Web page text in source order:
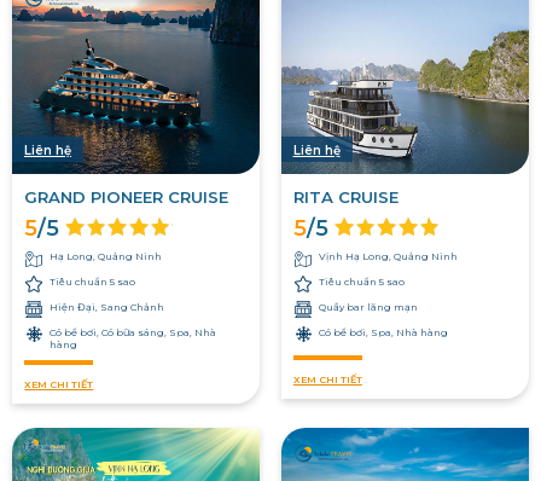
Liên hệ
GRAND PIONEER CRUISE
5/5
Hạ Long, Quảng Ninh
Tiêu chuẩn 5 sao
Hiện Đại, Sang Chảnh
Có bể bơi, Có bữa sáng, Spa, Nhà
hàng
XEM CHI TIẾT
Liên hệ
RITA CRUISE
5/5
Vịnh Hạ Long, Quảng Ninh
Tiêu chuẩn 5 sao
Quầy bar lãng mạn
Có bể bơi, Spa, Nhà hàng
XEM CHI TIẾT